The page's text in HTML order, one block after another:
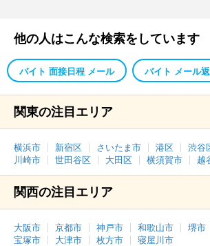
他の人はこんな検索をしています
バイト 面接日程 メール バイト メール
関東の注目エリア
横浜市 新宿区 さいたま市 港区 渋谷
川崎市
世田谷区 大田区 横須賀市 越
関西の注目エリア
大阪市 京都市 神戸市 和歌山市 堺市
宝塚市
大津市 枚方市 寝屋川市